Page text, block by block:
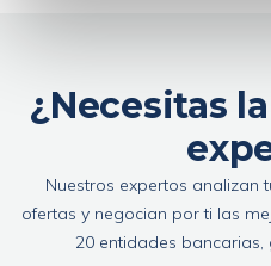
¿Necesitas
Nuestros expertos analizan
ofertas y negocian por ti las
20 entidades